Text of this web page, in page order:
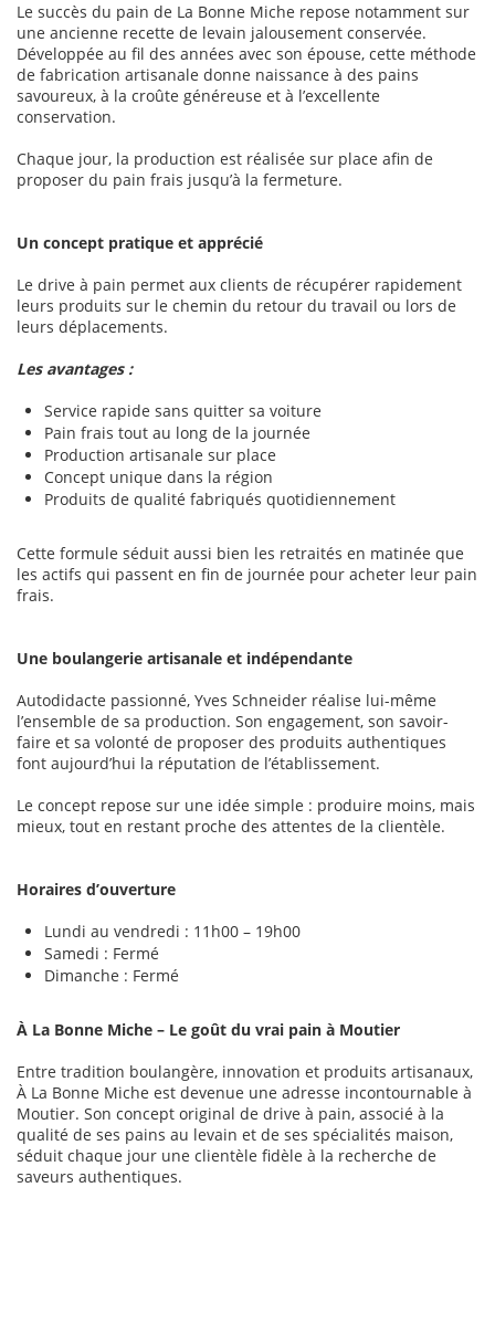
Le succès du pain de La Bonne Miche repose notamment sur
une ancienne recette de levain jalousement conservée.
Développée au fil des années avec son épouse, cette méthode
de fabrication artisanale donne naissance à des pains
savoureux, à la croûte généreuse et à l’excellente
conservation.
Chaque jour, la production est réalisée sur place afin de
proposer du pain frais jusqu’à la fermeture.
Un concept pratique et apprécié
Le drive à pain permet aux clients de récupérer rapidement
leurs produits sur le chemin du retour du travail ou lors de
leurs déplacements.
Les avantages :
Service rapide sans quitter sa voiture
Pain frais tout au long de la journée
Production artisanale sur place
Concept unique dans la région
Produits de qualité fabriqués quotidiennement
Cette formule séduit aussi bien les retraités en matinée que
les actifs qui passent en fin de journée pour acheter leur pain
frais.
Une boulangerie artisanale et indépendante
Autodidacte passionné, Yves Schneider réalise lui-même
l’ensemble de sa production. Son engagement, son savoir-
faire et sa volonté de proposer des produits authentiques
font aujourd’hui la réputation de l’établissement.
Le concept repose sur une idée simple : produire moins, mais
mieux, tout en restant proche des attentes de la clientèle.
Horaires d’ouverture
Lundi au vendredi : 11h00 – 19h00
Samedi : Fermé
Dimanche : Fermé
À La Bonne Miche – Le goût du vrai pain à Moutier
Entre tradition boulangère, innovation et produits artisanaux,
À La Bonne Miche est devenue une adresse incontournable à
Moutier. Son concept original de drive à pain, associé à la
qualité de ses pains au levain et de ses spécialités maison,
séduit chaque jour une clientèle fidèle à la recherche de
saveurs authentiques.